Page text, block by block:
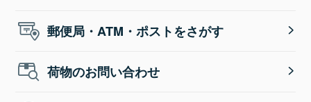
郵便局・ATM・ポストをさがす
荷物のお問い合わせ